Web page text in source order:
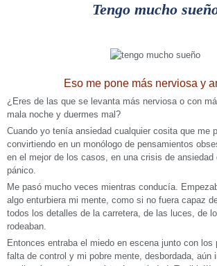
Tengo mucho
Eso me pone más nerviosa y
¿Eres de las que se levanta más nerviosa o con
mala noche y duermes mal?
Cuando yo tenía ansiedad cualquier cosita que me
convirtiendo en un monólogo de pensamientos
en el mejor de los casos, en una crisis de ansiedad
pánico.
Me pasó mucho veces mientras conducía.
algo enturbiera mi mente, como si no fuera capaz
todos los detalles de la carretera, de las luces, de
rodeaban.
Entonces entraba el miedo en escena junto con los
falta de control y mi pobre mente, desbordada, aún